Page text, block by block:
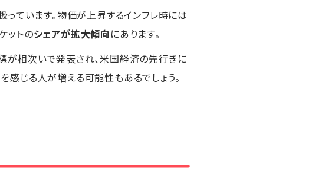
ています。物価が上昇するインフレ時には
ットのシェアが拡大傾向にあります。
が相次いで発表され、米国経済の先行きに
じる人が増える可能性もあるでしょう。